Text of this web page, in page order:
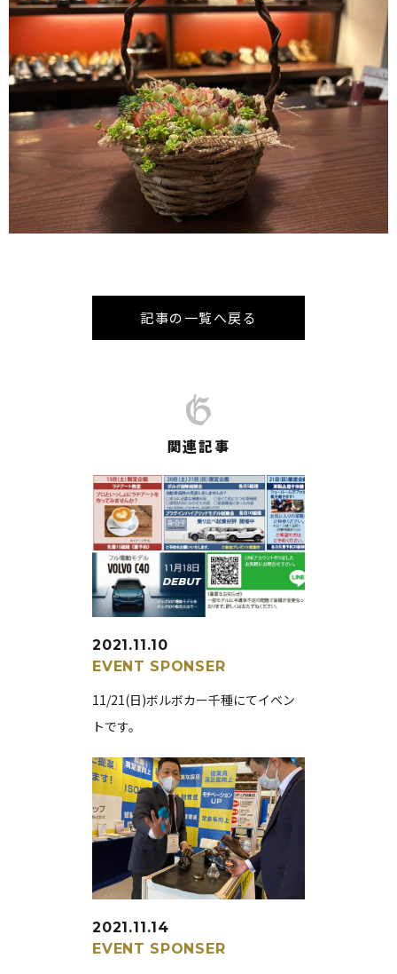
記事の一覧へ戻る
関連記事
2021.11.10
EVENT SPONSER
11/21(日)ボルボカー千種にてイベン
トです。
2021.11.14
EVENT SPONSER